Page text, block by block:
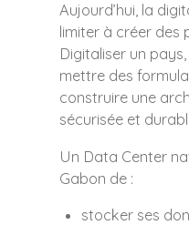
Aujourd’hui, la
limiter à créer des
Digitaliser un
mettre des
construire une
sécurisée et
Un Data Center
Gabon de :
stocker ses